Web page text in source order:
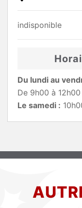
indisponible
Du lundi au
De 9h00 à
Le samedi :